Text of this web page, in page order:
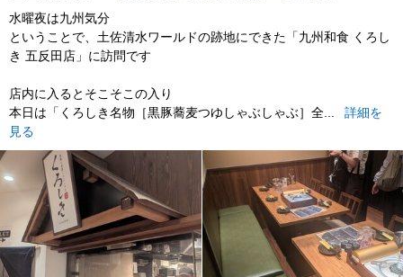
水曜夜は九州気分
ということで、土佐清水ワールドの跡地にできた「九州和食 くろし
き 五反田店」に訪問です
店内に入るとそこそこの入り
本日は「くろしき名物［黒豚蕎麦つゆしゃぶしゃぶ］全...
詳細を
見る